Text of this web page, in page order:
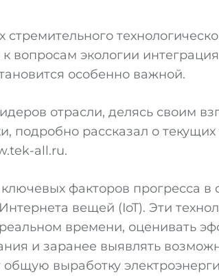
стремительного
вопросам экологии
особенно важной.
отрасли, делясь своим
подробно рассказал о
all.ru.
факторов прогресса в
вещей (IoT). Эти
времени, оценивать
и заранее выявлять
выработку